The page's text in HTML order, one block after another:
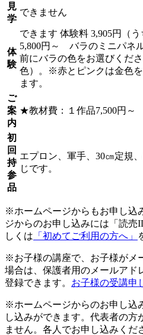
見
学
できません
体
験
できます 体験料 3,905円（
5,800円～ バラのミニパネ
前にバラの色をお選びくだ
色）。※赤とピンクは金色を
ます。
ご
案
内
★教材費：１作品7,500円～
初
回
持
参
品
エプロン、軍手、30㎝定規
じです。
※ホームページからもお申し込
ジからのお申し込みには「読売
しくは 「初めてご利用の方へ」
※お子様の講座で、お子様がメ
場合は、保護者用のメールアド
登録できます。 お子様の受講申
※ホームページからのお申し込
し込みができます。代表者の方
ません。各人でお申し込みくだ